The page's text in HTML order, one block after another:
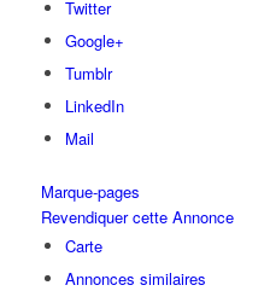
Twitter
Google+
Tumblr
LinkedIn
Mail
Marque-pages
Revendiquer cette Annonce
Carte
Annonces similaires